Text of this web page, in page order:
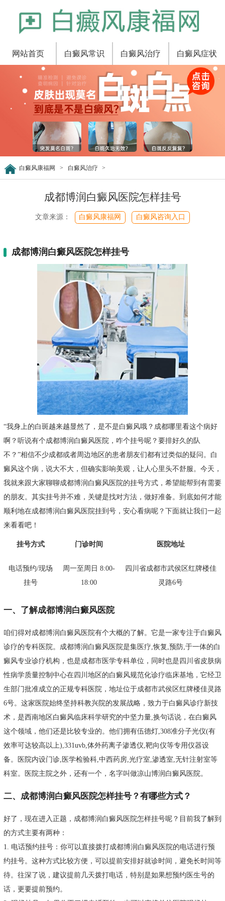
网站首页 白癜风常识 白癜风治疗 白癜风症状
白癜风康福网 > 白癜风治疗 >
成都博润白癜风医院怎样挂号
文章来源： 白癜风康福网 白癜风咨询入口
成都博润白癜风医院怎样挂号
“我身上的白斑越来越显然了，是不是白癜风哦？成都哪里看这个病好
啊？听说有个成都博润白癜风医院，咋个挂号呢？要排好久的队
不？”相信不少成都或者周边地区的患者朋友们都有过类似的疑问。白
癜风这个病，说大不大，但确实影响美观，让人心里头不舒服。今天，
我就来跟大家聊聊成都博润白癜风医院的挂号方式，希望能帮到有需要
的朋友。其实挂号并不难，关键是找对方法，做好准备。到底如何才能
顺利地在成都博润白癜风医院挂到号，安心看病呢？下面就让我们一起
来看看吧！
挂号方式 门诊时间 医院地址
电话预约/现场
挂号
周一至周日 8:00-
18:00
四川省成都市武侯区红牌楼佳
灵路6号
一、了解成都博润白癜风医院
咱们得对成都博润白癜风医院有个大概的了解。它是一家专注于白癜风
诊疗的专科医院。成都博润白癜风医院是集医疗,恢复,预防,于一体的白
癜风专业诊疗机构，也是成都市医学专科单位，同时也是四川省皮肤病
性病学质量控制中心在四川地区的白癜风规范化诊疗临床基地，它经卫
生部门批准成立的正规专科医院，地址位于成都市武侯区红牌楼佳灵路
6号。这家医院始终坚持科教兴院的发展战略，致力于白癜风诊疗新技
术，是西南地区白癜风临床科学研究的中坚力量,换句话说，在白癜风
这个领域，他们还是比较专业的。他们拥有伍德灯,308准分子光仪(有
效率可达较高以上),331uvb,体外药离子渗透仪,靶向仪等专用仪器设
备。医院内设门诊,医学检验科,中西药房,光疗室,渗透室,无针注射室等
科室。医院主院之外，还有一个，名字叫做凉山博润白癜风医院。
二、成都博润白癜风医院怎样挂号？有哪些方式？
好了，现在进入正题，成都博润白癜风医院怎样挂号呢？目前我了解到
的方式主要有两种：
1. 电话预约挂号：你可以直接拨打成都博润白癜风医院的电话进行预
约挂号。这种方式比较方便，可以提前安排好就诊时间，避免长时间等
待。往深了说，建议提前几天拨打电话，特别是如果想预约医生号的
话，更要提前预约。